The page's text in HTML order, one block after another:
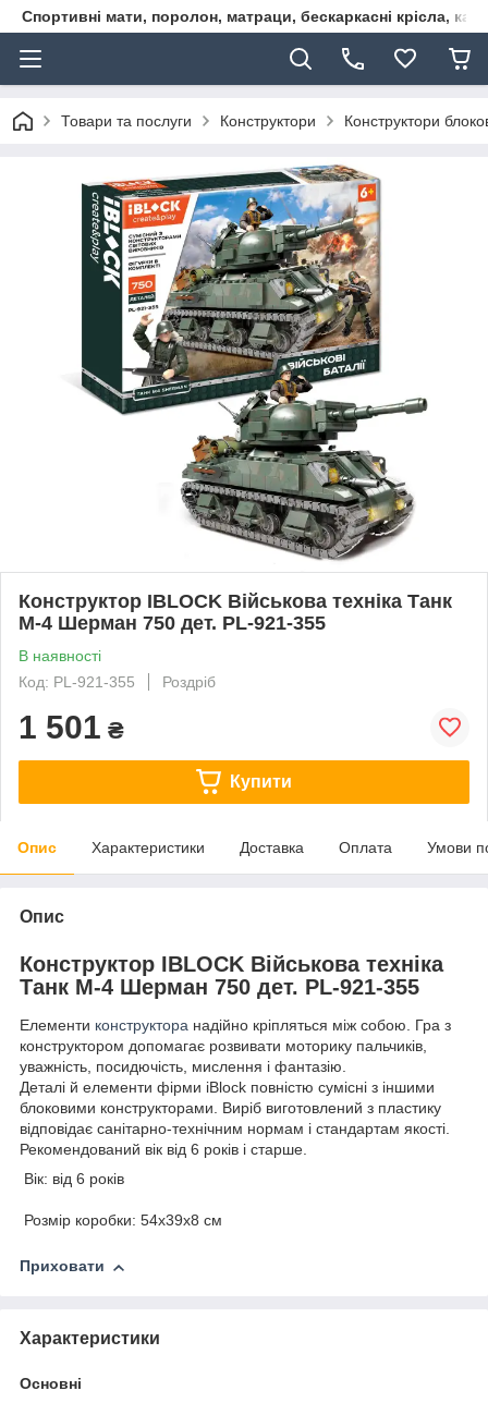
Спортивні мати, поролон, матраци, бескаркасні крісла,
Товари та послуги Конструктори Конструктори
Конструктор IBLOCK Військова техніка Танк
М-4 Шерман 750 дет. PL-921-355
В наявності
Код: PL-921-355
Роздріб
1 501 ₴
Купити
Опис Характеристики Доставка Оплата Умови
Опис
Конструктор IBLOCK Військова техніка
Танк М-4 Шерман 750 дет. PL-921-355
Елементи конструктора надійно кріпляться між собою. Гра з
конструктором допомагає розвивати моторику пальчиків,
уважність, посидючість, мислення і фантазію.
Деталі й елементи фірми iBlock повністю сумісні з іншими
блоковими конструкторами. Виріб виготовлений з пластику
відповідає санітарно-технічним нормам і стандартам якості.
Рекомендований вік від 6 років і старше.
Вік: від 6 років
Розмір коробки: 54х39х8 см
Приховати
Характеристики
Основні